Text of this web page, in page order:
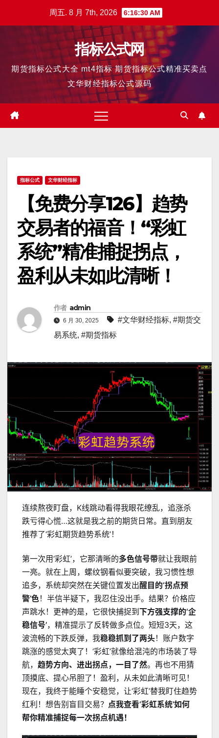
周五. 8 月 7th, 2026 6:16:31 AM
指标公式网
期货指标公式大全 mt4指标 期货指标公式精准买卖点
文华财经指标公式源码
指标公式 文华财经指标
【免费分享126】趋势
交易者的福音！“彩虹
系统”精准捕捉拐点，
盈利从未如此清晰！
作者 admin
6 月 30, 2025 #文华财经指标, #期货交
易系统, #期货指标
连续熬夜盯盘，K线跳动看得我眼花缭乱，追涨杀
跌亏得心慌…这就是我之前的期货日常。直到朋友
推荐了‘彩虹期货趋势系统’！
第一次用‘彩虹’，它那清晰的多色信号带就让我眼前
一亮。就在上周，螺纹钢看似要突破，我习惯性想
追多，系统却突然在关键位置发出醒目的‘拐点预
警’色！半信半疑下，我忍住没出手。结果？价格应
声跳水！更神的是，它很快捕捉到下方强支撑的‘企
稳信号’，精准提示了反转做多点位。短短3天，这
波流畅的下跌反弹，我稳稳抓到了两头！账户数字
跳涨的感觉太爽了！‘彩虹’就像给混沌的市场装了导
航， 趋势方向、进出拐点，一目了然。再也不用猜
顶摸底、提心吊胆了！盈利，从未如此清晰可见！
现在，我终于能睡个安稳觉，让‘彩虹’替我盯住趋势
红利！想告别盲目交易？ 点我查看‘彩虹系统’如何
帮你精准捕捉每一次拐点机遇！